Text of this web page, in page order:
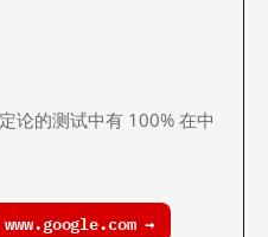
的测试中有 100% 在中
→